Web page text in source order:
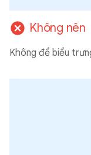
cancel Không nên
Không để biểu